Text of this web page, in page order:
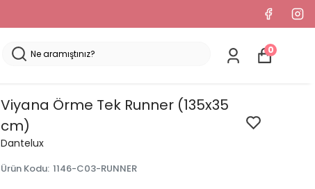
0
Viyana Örme Tek Runner (135x35
cm)
Dantelux
Ürün Kodu: 1146-C03-RUNNER